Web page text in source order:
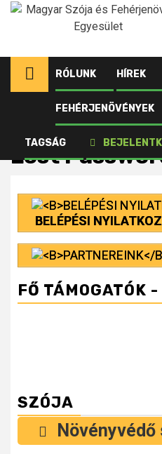
Ugrás
RÓLUNK HÍREK
FEHÉRJENÖVÉNYEK
TAGSÁG
Kezdőlap Lost Password
Lost
BELÉPÉSI
FŐ TÁMOGATÓK
SZÓJA
Növényvédő